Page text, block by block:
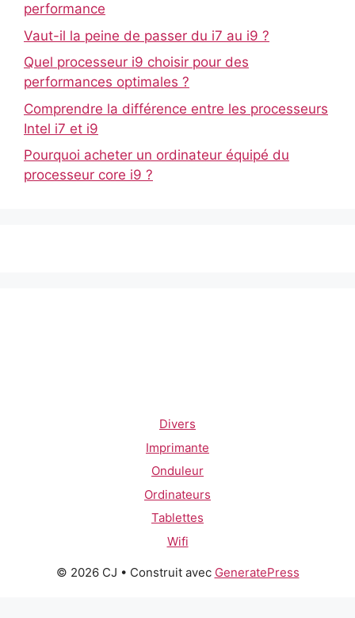
performance
Vaut-il la peine de passer du i7 au i9 ?
Quel processeur i9 choisir pour des
performances optimales ?
Comprendre la différence entre les processeurs
Intel i7 et i9
Pourquoi acheter un ordinateur équipé du
processeur core i9 ?
Divers
Imprimante
Onduleur
Ordinateurs
Tablettes
Wifi
© 2026 CJ • Construit avec GeneratePress